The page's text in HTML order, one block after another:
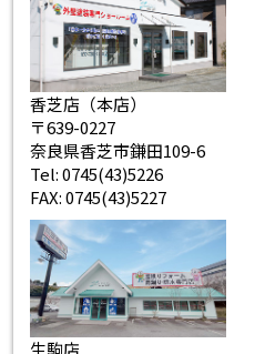
香芝店（本店）
〒639-0227
奈良県香芝市鎌田109-6
Tel: 0745(43)5226
FAX: 0745(43)5227
生駒店